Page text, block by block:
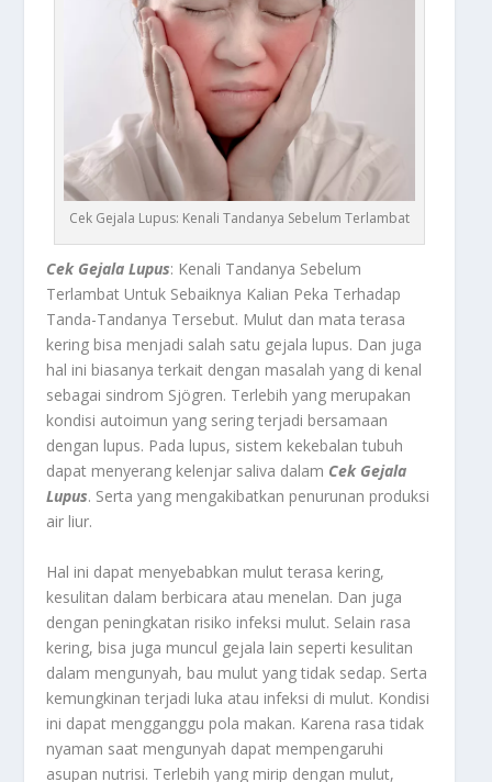
Cek Gejala Lupus: Kenali Tandanya Sebelum Terlambat
Cek Gejala Lupus: Kenali Tandanya Sebelum
Terlambat Untuk Sebaiknya Kalian Peka Terhadap
Tanda-Tandanya Tersebut. Mulut dan mata terasa
kering bisa menjadi salah satu gejala lupus. Dan juga
hal ini biasanya terkait dengan masalah yang di kenal
sebagai sindrom Sjögren. Terlebih yang merupakan
kondisi autoimun yang sering terjadi bersamaan
dengan lupus. Pada lupus, sistem kekebalan tubuh
dapat menyerang kelenjar saliva dalam Cek Gejala
Lupus. Serta yang mengakibatkan penurunan produksi
air liur.
Hal ini dapat menyebabkan mulut terasa kering,
kesulitan dalam berbicara atau menelan. Dan juga
dengan peningkatan risiko infeksi mulut. Selain rasa
kering, bisa juga muncul gejala lain seperti kesulitan
dalam mengunyah, bau mulut yang tidak sedap. Serta
kemungkinan terjadi luka atau infeksi di mulut. Kondisi
ini dapat mengganggu pola makan. Karena rasa tidak
nyaman saat mengunyah dapat mempengaruhi
asupan nutrisi. Terlebih yang mirip dengan mulut,